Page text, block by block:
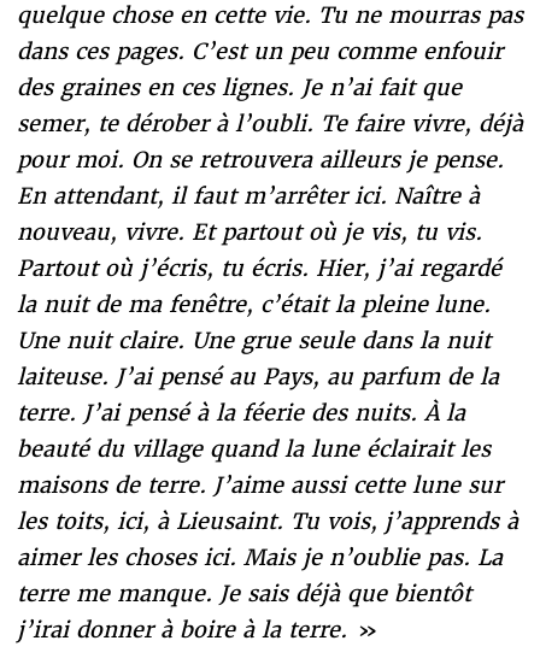
quelque chose en cette vie. Tu ne mourras pas
dans ces pages. C’est un peu comme enfouir
des graines en ces lignes. Je n’ai fait que
semer, te dérober à l’oubli. Te faire vivre, déjà
pour moi. On se retrouvera ailleurs je pense.
En attendant, il faut m’arrêter ici. Naître à
nouveau, vivre. Et partout où je vis, tu vis.
Partout où j’écris, tu écris. Hier, j’ai regardé
la nuit de ma fenêtre, c’était la pleine lune.
Une nuit claire. Une grue seule dans la nuit
laiteuse. J’ai pensé au Pays, au parfum de la
terre. J’ai pensé à la féerie des nuits.À la
beauté du village quand la lune éclairait les
maisons de terre. J’aime aussi cette lune sur
les toits, ici, à Lieusaint. Tu vois, j’apprends à
aimer les choses ici. Mais je n’oublie pas. La
terre me manque. Je sais déjà que bientôt
j’irai donner à boire à la terre. »